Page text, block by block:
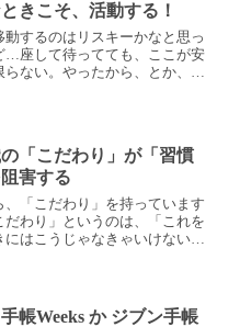
きこそ、活動する！
動するのはリスキーかなと思っ
…座して待ってても、ここが安
らない。やったから、とか、や
。そして、私は、...
「こだわり」が「習慣
害する
、「こだわり」を持っています
だわり」というのは、「これを
にはこうじゃなきゃいけない」
ば、会社で同僚と話...
帳Weeks か ジブン手帳